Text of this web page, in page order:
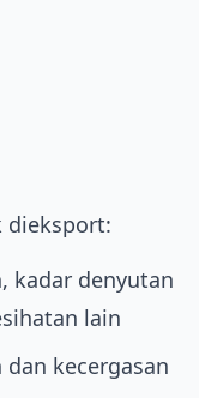
dieksport:
kadar denyutan
lain
kecergasan